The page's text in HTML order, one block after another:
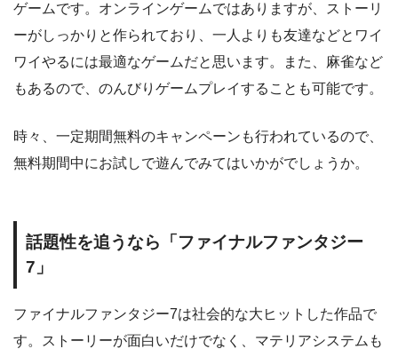
ゲームです。オンラインゲームではありますが、ストーリ
ーがしっかりと作られており、一人よりも友達などとワイ
ワイやるには最適なゲームだと思います。また、麻雀など
もあるので、のんびりゲームプレイすることも可能です。
時々、一定期間無料のキャンペーンも行われているので、
無料期間中にお試しで遊んでみてはいかがでしょうか。
話題性を追うなら「ファイナルファンタジー
7」
ファイナルファンタジー7は社会的な大ヒットした作品で
す。ストーリーが面白いだけでなく、マテリアシステムも